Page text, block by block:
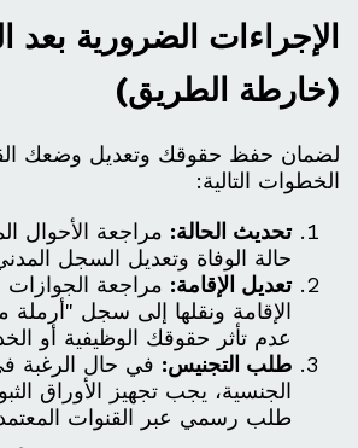
الإجراءات الضرورية بعد
(خارطة الطريق)
لضمان حفظ حقوقك وتعديل وضعك
الخطوات التالية:
تحديث الحالة: مراجعة الأحوال
حالة الوفاة وتعديل السجل
تعديل الإقامة: مراجعة
الإقامة ونقلها إلى سجل
عدم تأثر حقوقك الوظيفية أو
طلب التجنيس: في حال الرغبة
الجنسية، يجب تجهيز الأوراق
طلب رسمي عبر القنوات